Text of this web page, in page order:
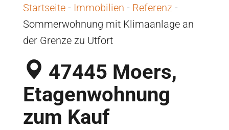
Startseite- Immobilien - Referenz-
Sommerwohnung mit Klimaanlage an
der Grenze zu Utfort
47445 Moers,
Etagenwohnung
zum Kauf